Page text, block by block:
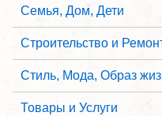
Семья, Дом, Дети
Строительство и
Стиль, Мода, Образ
Товары и Услуги